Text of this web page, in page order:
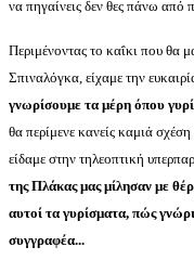
να πηγαίνεις δεν θες πάνω από
Περιμένοντας το καΐκι που θα
Σπιναλόγκα, είχαμε την
γνωρίσουμε τα μέρη όπου
θα περίμενε κανείς καμιά
είδαμε στην τηλεοπτική
της Πλάκας μας μίλησαν με
αυτοί τα γυρίσματα, πώς
συγγραφέα...